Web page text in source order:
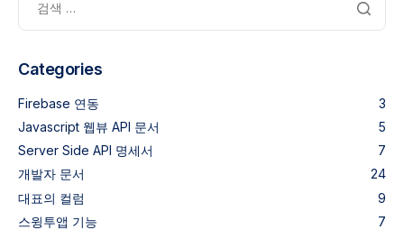
Categories
Firebase 연동
3
Javascript 웹뷰 API 문서
5
Server Side API 명세서
7
개발자 문서
24
대표의 컬럼
9
스윙투앱 기능
7